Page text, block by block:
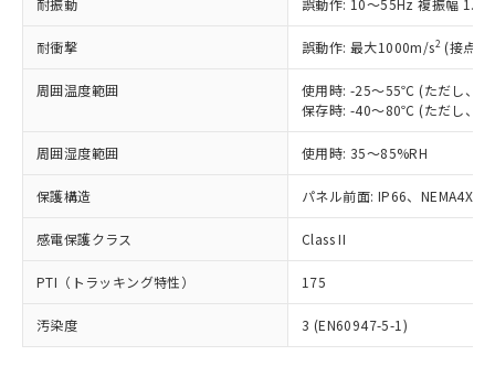
耐振動 誤動作: 10～55Hz 複振幅
耐衝撃 誤動作: 最大1000m/s2 (接点
周囲温度範囲
使用時: -25～55℃ (ただし、氷
保存時: -40～80℃ (ただし、氷
周囲湿度範囲 使用時: 35～85%RH
保護構造 パネル前面: IP66、NEMA4X,
感電保護クラス Class II
PTI（トラッキング特性） 175
汚染度 3 (EN60947-5-1)
正式な納期状況および標準価格はお客
様のお取引先、またはお客様担当のオ
ムロン制御機器販売店・当社販売員に
オムロン制御機器販売店や当社販売拠
販売ネットワーク
」をご確認
在庫状況および標準価格結果を当社の
事前の承諾なく第三者に漏洩または開
示しないようお願いします。
マイパーツ機能（部品リスト作成サー
ビス）をご利用いただくには、I-Web
メンバーズにご登録されている必要が
お客様が当ウェブサイト上で当社にご
但し、RoHS指令で産業用監視および制御機器に対する
適用除外項目は除く。
フタル酸エステル類の４物質については閾値を超える意
図的な使用がないことを確認しています。
部品在庫の切り替え状況などにより、予定
月が前後することがあります。
※3 非含有証明書ダウンロード
DBP(フタル酸ジブチル) : 1000ppm、 DIBP(フタル酸ジ
イソブチル) : 1000ppm、 BBP(フタル酸ブチルベンジ
DEHP(フタル酸ビス(2-エチルヘキシル)) : 1000ppm
準値以下であることを示します。
「10」：通常の使用状況下において有害物
質が外部に漏えいし、環境に深刻な影響を
及ぼさない年数を意味します。
「－」：未確認です。当社販売部門へお問
全に破砕するなど、違法に輸出されな
いよう必要な手段を講じます。
当社は貴社製品を、核兵器、ミサイ
ル、化学兵器、生物兵器またはその他
武器並びにこれらの製造装置等に一切
当社は、貴社製品を第三者に販売する
場合は、上記1、2および3の内容を当
該第三者に通知します。また当社は、
販売先および販売に係わる関係者が違
法に輸出するおそれがある場合は、取
り引きをいたしません。
一定数には満たないが在庫あり
－
在庫なし(最新の在庫状況につ
いては、お客様のお取引先、ま
たはお客様担当のオムロン制御
機器販売店・当社販売員にご確
空
受注生産機種、また在庫状況の
情報を公開していない機種